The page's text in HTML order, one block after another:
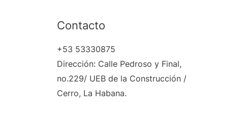
Contacto
+53 53330875
Dirección: Calle Pedroso y Final,
no.229/ UEB de la Construcción /
Cerro, La Habana.